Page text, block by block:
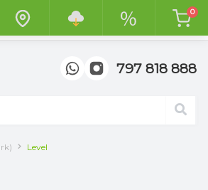
o otwarciunowego salonu "Kolibry
handlowym "Top Meble" w Poznaniu.
0
797 818 888
Level